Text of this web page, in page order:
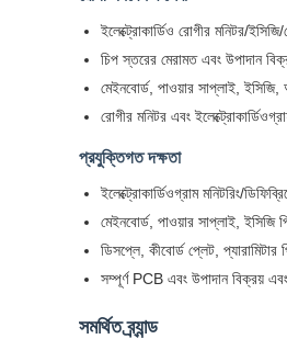
ইলেক্ট্রোকার্ডিও রোগীর মনিটর/
চিপ স্তরের মেরামত এবং উপাদান
মেইনবোর্ড, পাওয়ার সাপ্লাই,
রোগীর মনিটর এবং
প্রযুক্তিগত দক্ষতা
ইলেক্ট্রোকার্ডিওগ্রাম মনিটরিং/
মেইনবোর্ড, পাওয়ার সাপ্লাই, ইসিজি
ডিসপ্লে, কীবোর্ড প্লেট, প্যারামিটার
সম্পূর্ণ PCB এবং উপাদান বিক্রয়
সমর্থিত ব্র্যান্ড